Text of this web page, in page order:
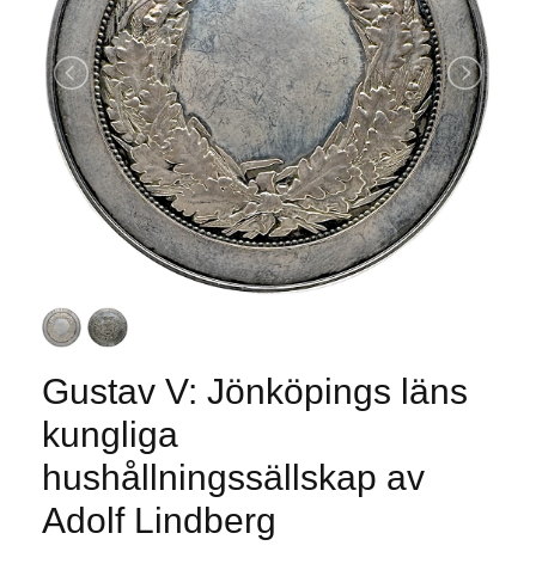
Gustav V: Jönköpings läns
kungliga
hushållningssällskap av
Adolf Lindberg